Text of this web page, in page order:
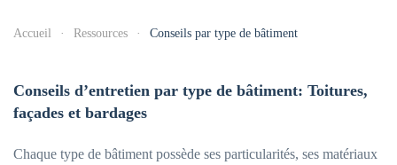
Accueil Ressources Conseils par type de bâtiment
Conseils d’entretien par type de bâtiment: Toitures,
façades et bardages
Chaque type de bâtiment possède ses particularités, ses matériaux